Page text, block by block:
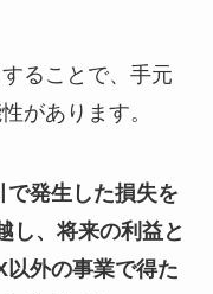
ることで、手元
があります。
で発生した損失を
し、将来の利益と
外の事業で得た